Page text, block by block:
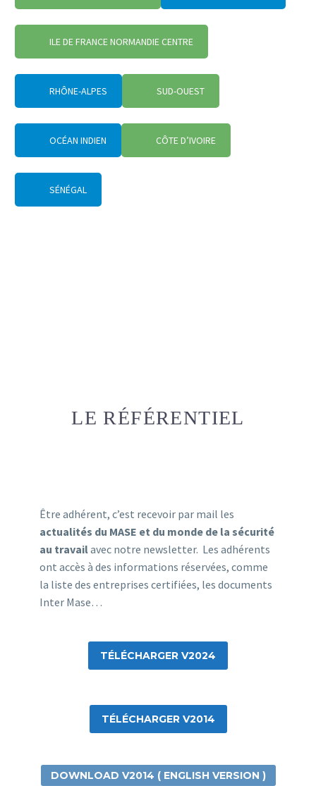
ILE DE FRANCE NORMANDIE CENTRE
RHÔNE-ALPES SUD-OUEST
OCÉAN INDIEN CÔTE D’IVOIRE
SÉNÉGAL
LE RÉFÉRENTIEL
Être adhérent, c’est recevoir par mail les
actualités du MASE et du monde de la sécurité
au travailavec notre newsletter. Les adhérents
ont accès à des informations réservées, comme
la liste des entreprises certifiées, les documents
Inter Mase…
TÉLÉCHARGER V2024
TÉLÉCHARGER V2014
DOWNLOAD V2014 ( ENGLISH VERSION )